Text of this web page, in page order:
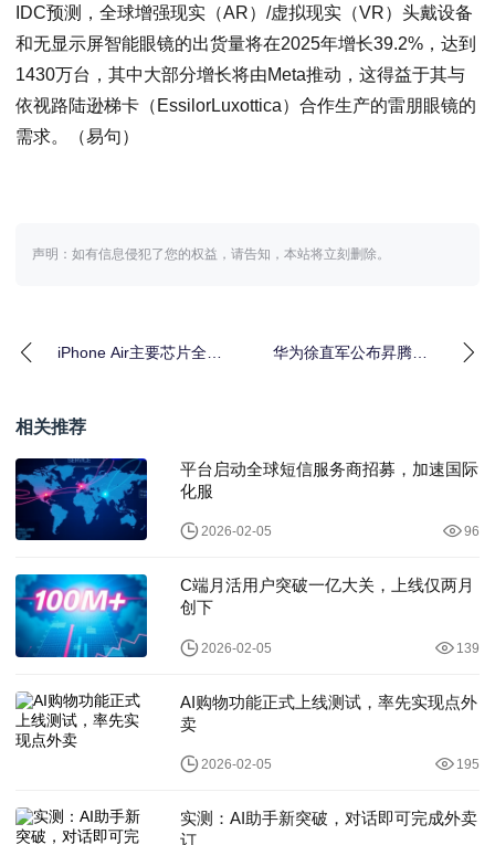
IDC预测，全球增强现实（AR）/虚拟现实（VR）头戴设备
和无显示屏智能眼镜的出货量将在2025年增长39.2%，达到
1430万台，其中大部分增长将由Meta推动，这得益于其与
依视路陆逊梯卡（EssilorLuxottica）合作生产的雷朋眼镜的
需求。（易句）
声明：如有信息侵犯了您的权益，请告知，本站将立刻删除。
iPhone Air主要芯片全自
华为徐直军公布昇腾规
相关推荐
平台启动全球短信服务商招募，加速国际
化服
2026-02-05 96
C端月活用户突破一亿大关，上线仅两月
创下
2026-02-05 139
AI购物功能正式上线测试，率先实现点外
卖
2026-02-05 195
实测：AI助手新突破，对话即可完成外卖
订